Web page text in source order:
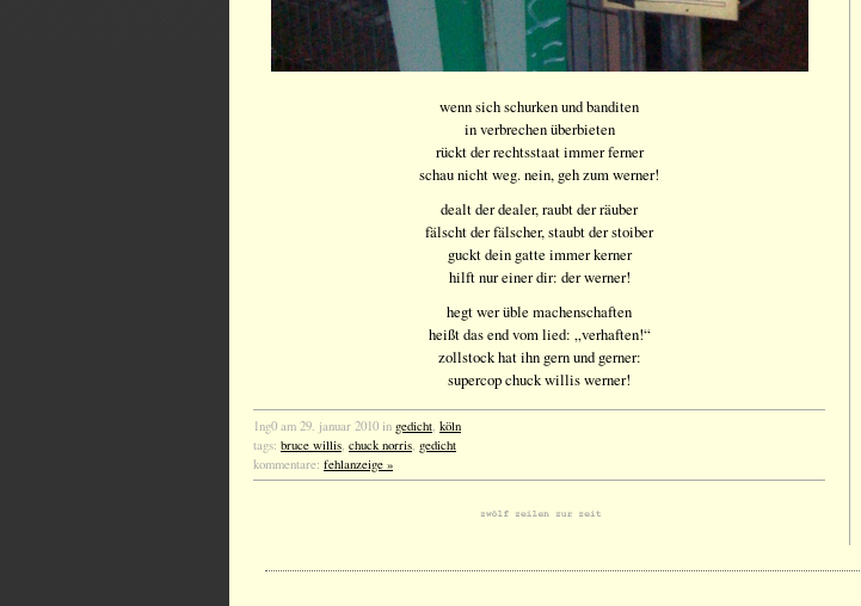
wenn sich schurken und banditen
in verbrechen überbieten
rückt der rechtsstaat immer ferner
schau nicht weg. nein, geh zum werner!
dealt der dealer, raubt der räuber
fälscht der fälscher, staubt der stoiber
guckt dein gatte immer kerner
hilft nur einer dir: der werner!
hegt wer üble machenschaften
heißt das end vom lied: „verhaften!“
zollstock hat ihn gern und gerner:
supercop chuck willis werner !
1ng0 am 29. januar 2010 in gedicht, köln
tags: bruce willis, chuck norris, gedicht
kommentare: fehlanzeige »